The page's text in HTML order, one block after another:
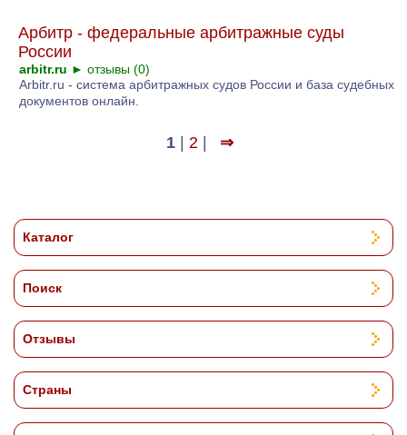
Арбитр - федеральные арбитражные суды
России
arbitr.ru ► отзывы (0)
Arbitr.ru - система арбитражных судов России и база судебных
документов онлайн.
1| 2 | ⇒
Каталог
Поиск
Отзывы
Страны